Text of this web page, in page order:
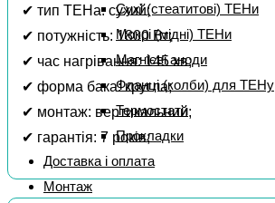
Сухі (стеатитові) ТЕНи
Мокрі (мідні) ТЕНи
Магнієві аноди
Фланці (колби) для ТЕНу
Термостати
Прокладки
Доставка і оплата
Монтаж
✔ тип ТЕНа: сухий;
✔ потужність: 1800 Вт;
✔ час нагрівання: 145 хв;
✔ форма бака: кругла;
✔ монтаж: вертикальний;
✔ гарантія: 7 років;